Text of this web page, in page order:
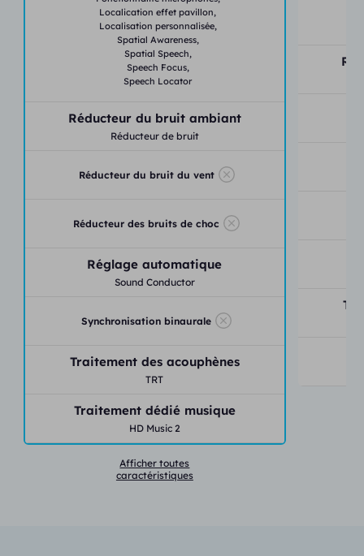
Localication effet pavillon,
Localisation personnalisée,
Spatial Awareness,
Spatial Speech,
Speech Focus,
Speech Locator
Réducteur du bruit ambiant
Réducteur de bruit
Réducteur du bruit du vent
Réducteur des bruits de choc
Réglage automatique
Sound Conductor
Synchronisation binaurale
Traitement des acouphènes
TRT
Traitement dédié musique
HD Music 2
Afficher toutes
caractéristiques